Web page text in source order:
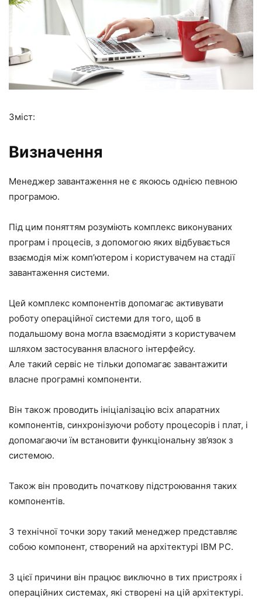
Зміст:
Визначення
Менеджер завантаження не є якоюсь однією певною
програмою.
Під цим поняттям розуміють комплекс виконуваних
програм і процесів, з допомогою яких відбувається
взаємодія між комп’ютером і користувачем на стадії
завантаження системи.
Цей комплекс компонентів допомагає активувати
роботу операційної системи для того, щоб в
подальшому вона могла взаємодіяти з користувачем
шляхом застосування власного інтерфейсу.
Але такий сервіс не тільки допомагає завантажити
власне програмні компоненти.
Він також проводить ініціалізацію всіх апаратних
компонентів, синхронізуючи роботу процесорів і плат, і
допомагаючи їм встановити функціональну зв’язок з
системою.
Також він проводить початкову підстроювання таких
компонентів.
З технічної точки зору такий менеджер представляє
собою компонент, створений на архітектурі IBM PC.
З цієї причини він працює виключно в тих пристроях і
операційних системах, які створені на цій архітектурі.